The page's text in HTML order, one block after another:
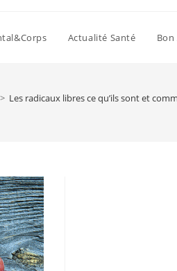
Actualité Santé Bon
> Les radicaux libres ce qu’ils sont et